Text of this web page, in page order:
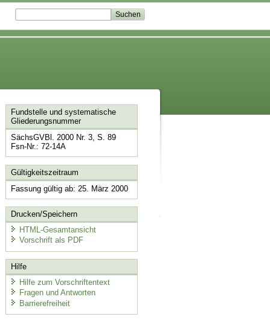
Fundstelle und systematische
Gliederungsnummer
SächsGVBl. 2000 Nr. 3, S. 89
Fsn-Nr.: 72-14A
Gültigkeitszeitraum
Fassung gültig ab: 25. März 2000
Drucken/Speichern
HTML-Gesamtansicht
Vorschrift als PDF
Hilfe
Hilfe zum Vorschriftentext
Fragen und Antworten
Barrierefreiheit